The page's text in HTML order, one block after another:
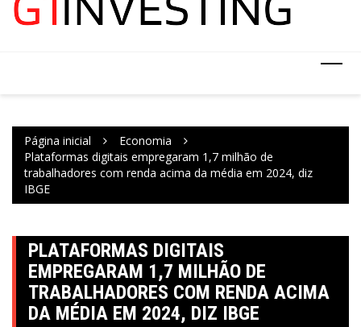
Página inicial
Economia
Plataformas digitais empregaram 1,7 milhão de
trabalhadores com renda acima da média em 2024, diz
IBGE
PLATAFORMAS DIGITAIS
EMPREGARAM 1,7 MILHÃO DE
TRABALHADORES COM RENDA ACIMA
DA MÉDIA EM 2024, DIZ IBGE